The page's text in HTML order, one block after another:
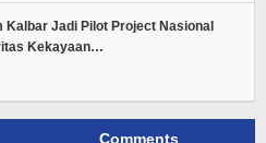
Kalbar Jadi Pilot Project Nasional
Kekayaan…
Comments